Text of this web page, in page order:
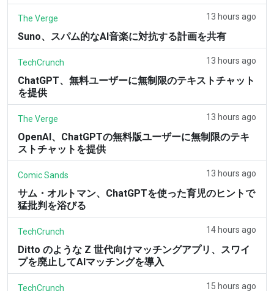
The Verge 13 hours ago
Suno、スパム的なAI音楽に対抗する計画を共有
TechCrunch 13 hours ago
ChatGPT、無料ユーザーに無制限のテキストチャット
を提供
The Verge 13 hours ago
OpenAI、ChatGPTの無料版ユーザーに無制限のテキ
ストチャットを提供
Comic Sands 13 hours ago
サム・オルトマン、ChatGPTを使った育児のヒントで
猛批判を浴びる
TechCrunch 14 hours ago
Ditto のような Z 世代向けマッチングアプリ、スワイ
プを廃止してAIマッチングを導入
TechCrunch 15 hours ago